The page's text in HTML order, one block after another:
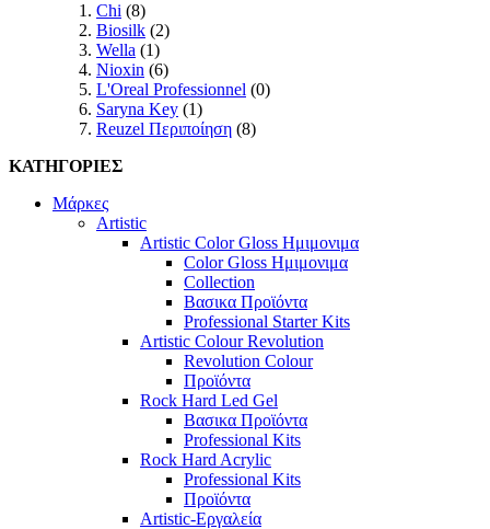
Chi (8)
Biosilk (2)
Wella (1)
Nioxin (6)
L'Oreal Professionnel (0)
Saryna Key (1)
Reuzel Περιποίηση (8)
ΚΑΤΗΓΟΡΙΕΣ
Μάρκες
Artistic
Artistic Color Gloss Ημιμονιμα
Color Gloss Ημιμονιμα
Collection
Βασικα Προϊόντα
Professional Starter Kits
Artistic Colour Revolution
Revolution Colour
Προϊόντα
Rock Hard Led Gel
Βασικα Προϊόντα
Professional Kits
Rock Hard Acrylic
Professional Kits
Προϊόντα
Artistic-Εργαλεία